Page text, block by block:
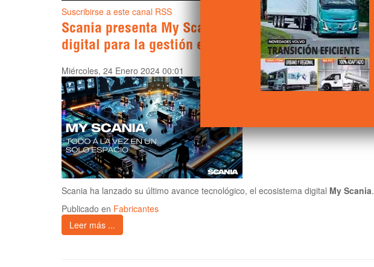
Suscribirse a este canal RSS
Scania presenta My Scania, su innovador ecosistema
digital para la gestión eficiente de flotas
Miércoles, 24 Enero 2024 00:01
Scania ha lanzado su último avance tecnológico, el ecosistema digital My Scania.
Publicado en Fabricantes
Leer más ...